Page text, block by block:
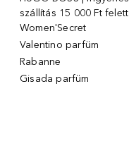
szállítás 15 000 Ft felett
Women'Secret
Valentino parfüm
Rabanne
Gisada parfüm